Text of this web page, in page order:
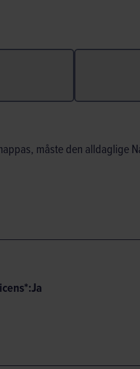
måste den alldaglige
Ja